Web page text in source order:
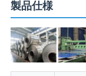
シ
ー
ポ
製品仕様